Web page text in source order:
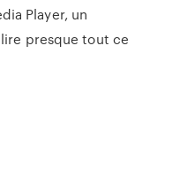
Player, un
presque tout ce